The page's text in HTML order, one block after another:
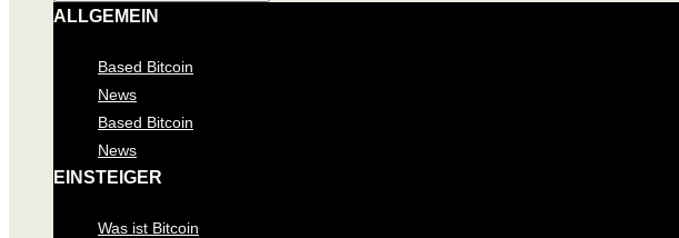
ALLGEMEIN
Based Bitcoin
News
Based Bitcoin
News
EINSTEIGER
Was ist Bitcoin